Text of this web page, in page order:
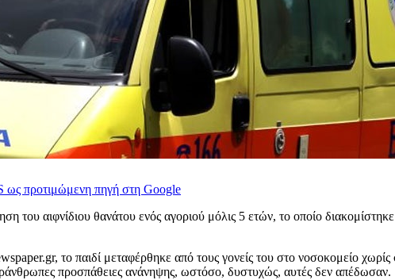
προτιμώμενη πηγή στη Google
του αιφνίδιου θανάτου ενός αγοριού μόλις 5 ετών, το οποίο
το παιδί μεταφέρθηκε από τους γονείς του στο νοσοκομείο
προσπάθειες ανάνηψης, ωστόσο, δυστυχώς, αυτές δεν απέδωσαν.